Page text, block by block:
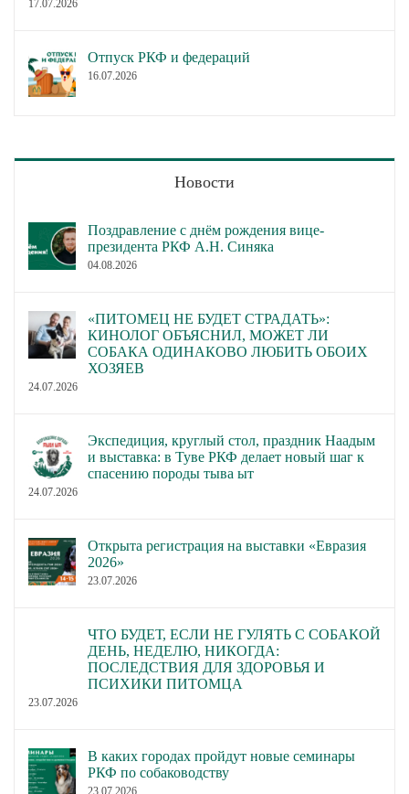
17.07.2026
Отпуск РКФ и федераций
16.07.2026
Новости
Поздравление с днём рождения вице-
президента РКФ А.Н. Синяка
04.08.2026
«ПИТОМЕЦ НЕ БУДЕТ СТРАДАТЬ»:
КИНОЛОГ ОБЪЯСНИЛ, МОЖЕТ ЛИ
СОБАКА ОДИНАКОВО ЛЮБИТЬ ОБОИХ
ХОЗЯЕВ
24.07.2026
Экспедиция, круглый стол, праздник Наадым
и выставка: в Туве РКФ делает новый шаг к
спасению породы тыва ыт
24.07.2026
Открыта регистрация на выставки «Евразия
2026»
23.07.2026
ЧТО БУДЕТ, ЕСЛИ НЕ ГУЛЯТЬ С СОБАКОЙ
ДЕНЬ, НЕДЕЛЮ, НИКОГДА:
ПОСЛЕДСТВИЯ ДЛЯ ЗДОРОВЬЯ И
ПСИХИКИ ПИТОМЦА
23.07.2026
В каких городах пройдут новые семинары
РКФ по собаководству